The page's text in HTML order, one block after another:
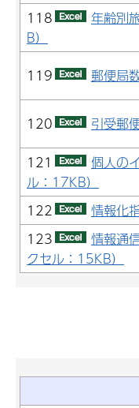
118
年齢別
B）
119
郵便局
120
引受郵
121
個人の
ル：17KB）
122
情報化
123
情報通
クセル：15KB）